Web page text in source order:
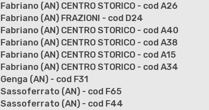
(AN) CENTRO STORICO - cod A26
(AN) FRAZIONI - cod D24
(AN) CENTRO STORICO - cod A40
(AN) CENTRO STORICO - cod A38
(AN) CENTRO STORICO - cod A15
(AN) CENTRO STORICO - cod A34
(AN) - cod F31
(AN) - cod F65
(AN) - cod F44